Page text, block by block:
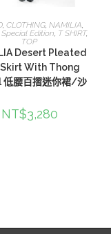
選擇規格
,CLOTHING,NAMILIA,
Edition, T SHIRT,
TOP
Desert Pleated
With Thong
低腰百摺迷你裙/沙
NT$3,280